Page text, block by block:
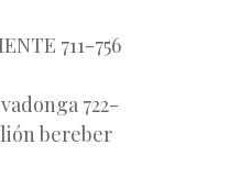
711-756
722-
bereber